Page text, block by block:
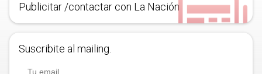
Publicitar /contactar con La Nación
Suscribite al mailing.